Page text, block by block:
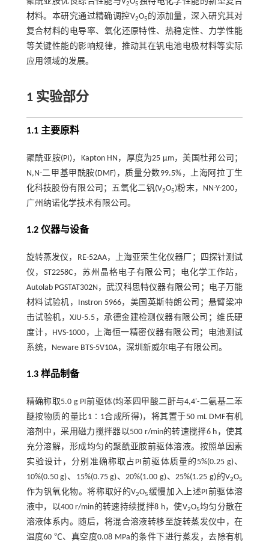
2 5
材料。本研究通过精确调控V2O5 的添加量，深入研究其对
复合材料的电导率、氧化还原特性、热稳定性、力学性能
等关键性能的影响规律，推动其在钒电池电极材料等实际
应用领域的发展。
1 实验部分
1.1 主要原料
聚酰亚胺(PI)，Kapton HN，厚度为25 μm，美国杜邦公司；
N,N-二甲基甲酰胺(DMF)，质量分数99.5%，上海阿拉丁生
化科技股份有限公司；五氧化二钒(V2O5)粉末，NN-Y-200，
广州纳诺化学技术有限公司。
1.2 仪器与设备
旋转蒸发仪，RE-52AA，上海亚荣生化仪器厂；四探针测试
仪，ST2258C，苏州晶格电子有限公司；电化学工作站，
Autolab PGSTAT302N，武汉科思特仪器有限公司；电子万能
材料试验机，Instron 5966，美国英斯特朗公司；悬臂梁冲
击试验机，XJU-5.5，承德金建检测仪器有限公司；维氏硬
度计，HVS-1000，上海恒一精密仪器有限公司；电池测试
系统，Neware BTS-5V10A，深圳新威尔电子有限公司。
1.3 样品制备
精确称取5.0 g PI前驱体(均苯四甲酸二酐与4,4'-二氨基二苯
醚按物质的量比1∶1合成所得)，将其置于50 mL DMF有机
溶剂中，采用磁力搅拌器以500 r/min的转速搅拌6 h，使其
充分溶解，形成均匀的聚酰亚胺前驱体溶液。按照单因素
实验设计，分别准确称取占PI前驱体质量的5%(0.25 g)、
10%(0.50 g)、15%(0.75 g)、20%(1.00 g)、25%(1.25 g)的V2O5
作为钒氧化物。将称取好的V2O5缓慢加入上述PI前驱体溶
液中，以400 r/min的转速持续搅拌8 h，使V2O5均匀分散在
溶液体系内。随后，将混合溶液转移至旋转蒸发仪中，在
温度60 ℃、真空度0.08 MPa的条件下进行蒸发，去除有机